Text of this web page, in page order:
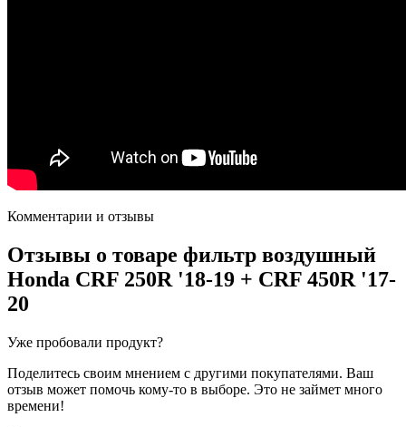
Комментарии и отзывы
Отзывы о товаре фильтр воздушный
Honda CRF 250R '18-19 + CRF 450R '17-
20
Уже пробовали продукт?
Поделитесь своим мнением с другими покупателями. Ваш
отзыв может помочь кому-то в выборе. Это не займет много
времени!